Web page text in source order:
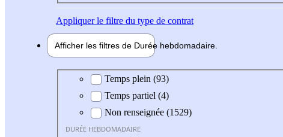
Appliquerle filtre du type de contrat
Afficher les filtres de Durée hebdomadaire
Durée hebdomadaire
Temps plein (93)
Temps partiel (4)
Non renseignée (1529)
DURÉE HEBDOMADAIRE